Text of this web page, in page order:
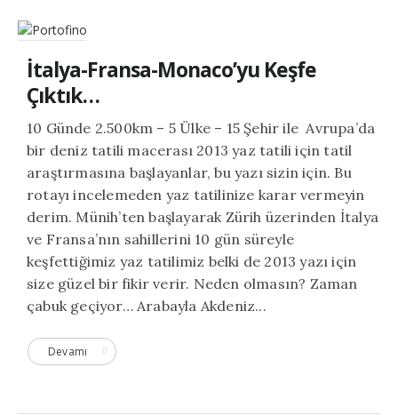
İtalya-Fransa-Monaco’yu Keşfe
Çıktık…
10 Günde 2.500km – 5 Ülke – 15 Şehir ile Avrupa’da
bir deniz tatili macerası 2013 yaz tatili için tatil
araştırmasına başlayanlar, bu yazı sizin için. Bu
rotayı incelemeden yaz tatilinize karar vermeyin
derim. Münih’ten başlayarak Zürih üzerinden İtalya
ve Fransa’nın sahillerini 10 gün süreyle
keşfettiğimiz yaz tatilimiz belki de 2013 yazı için
size güzel bir fikir verir. Neden olmasın? Zaman
çabuk geçiyor… Arabayla Akdeniz...
Devamı